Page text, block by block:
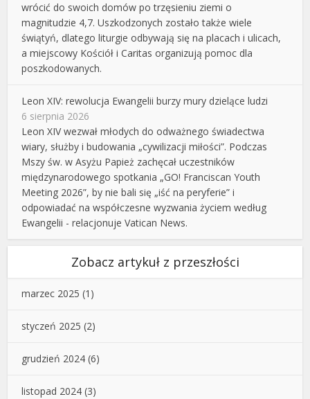
wrócić do swoich domów po trzęsieniu ziemi o
magnitudzie 4,7. Uszkodzonych zostało także wiele
świątyń, dlatego liturgie odbywają się na placach i ulicach,
a miejscowy Kościół i Caritas organizują pomoc dla
poszkodowanych.
Leon XIV: rewolucja Ewangelii burzy mury dzielące ludzi
6 sierpnia 2026
Leon XIV wezwał młodych do odważnego świadectwa
wiary, służby i budowania „cywilizacji miłości”. Podczas
Mszy św. w Asyżu Papież zachęcał uczestników
międzynarodowego spotkania „GO! Franciscan Youth
Meeting 2026”, by nie bali się „iść na peryferie” i
odpowiadać na współczesne wyzwania życiem według
Ewangelii - relacjonuje Vatican News.
Zobacz artykuł z przeszłości
marzec 2025 (1)
styczeń 2025 (2)
grudzień 2024 (6)
listopad 2024 (3)